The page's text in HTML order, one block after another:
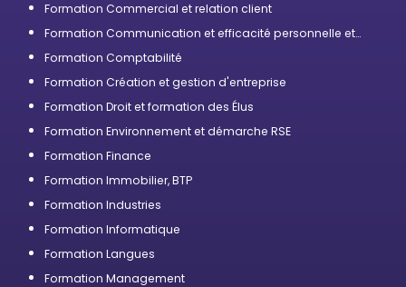
Formation Commercial et relation client
Formation Communication et efficacité personnelle et
Formation Comptabilité
Formation Création et gestion d'entreprise
Formation Droit et formation des Élus
Formation Environnement et démarche RSE
Formation Finance
Formation Immobilier, BTP
Formation Industries
Formation Informatique
Formation Langues
Formation Management